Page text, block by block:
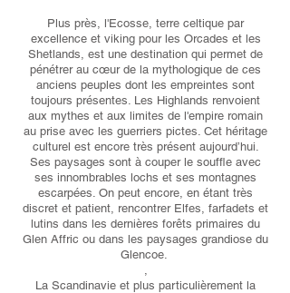
Plus près, l'Ecosse, terre celtique par
excellence et viking pour les Orcades et les
Shetlands, est une destination qui permet de
pénétrer au cœur de la mythologique de ces
anciens peuples dont les empreintes sont
toujours présentes. Les Highlands renvoient
aux mythes et aux limites de l'empire romain
au prise avec les guerriers pictes. Cet héritage
culturel est encore très présent aujourd’hui.
Ses paysages sont à couper le souffle avec
ses innombrables lochs et ses montagnes
escarpées. On peut encore, en étant très
discret et patient, rencontrer Elfes, farfadets et
lutins dans les dernières forêts primaires du
Glen Affric ou dans les paysages grandiose du
Glencoe.
,
La Scandinavie et plus particulièrement la